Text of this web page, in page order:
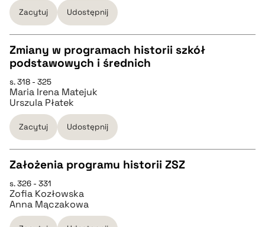
pobierz cytat
BIBTEX
pobierz cytat
Zacytuj Udostępnij
CZYSTY TEKST
pobierz cytat
BIBTEX
Zmiany w programach historii szkół
podstawowych i średnich
s. 318 - 325
Maria Irena Matejuk
Urszula Płatek
Zacytuj Udostępnij
CZYSTY TEKST
pobierz cytat
Założenia programu historii ZSZ
s. 326 - 331
Zofia Kozłowska
Anna Mączakowa